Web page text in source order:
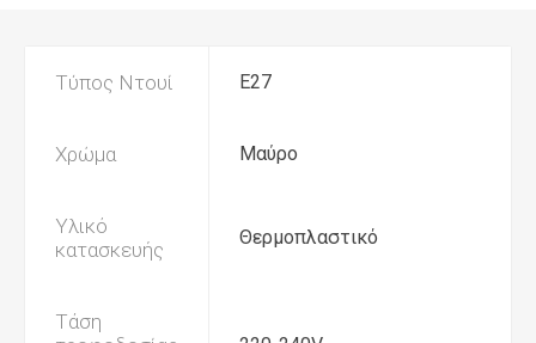
Τύπος Ντουί Ε27
Χρώμα Μαύρο
Υλικό
κατασκευής
Θερμοπλαστικό
Τάση